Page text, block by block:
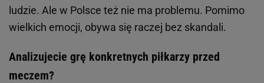
ludzie. Ale w Polsce też nie ma problemu. Pomimo
wielkich emocji, obywa się raczej bez skandali.
Analizujecie grę konkretnych piłkarzy przed
meczem?